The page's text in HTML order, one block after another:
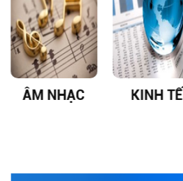
ÂM NHẠC KINH TẾ